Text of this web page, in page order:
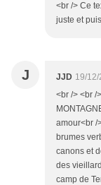
<br /> Ce
juste et
J JJD 19/
<br /> <br /
amour<br /
brumes
canons et
des
camp de